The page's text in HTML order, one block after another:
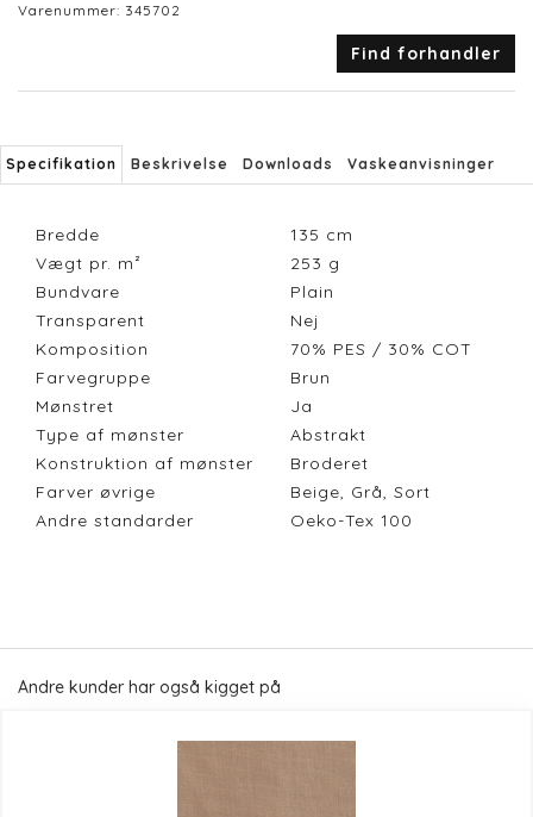
Varenummer: 345702
Find forhandler
Specifikation Beskrivelse Downloads Vaskeanvisninger
Bredde 135 cm
Vægt pr. m²
253 g
Bundvare
Plain
Transparent
Nej
Komposition
70% PES / 30% COT
Farvegruppe
Brun
Mønstret
Ja
Type af mønster
Abstrakt
Konstruktion af mønster
Broderet
Farver øvrige
Beige, Grå, Sort
Andre standarder
Oeko-Tex 100
Andre kunder har også kigget på